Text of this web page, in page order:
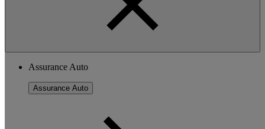
Assurance Auto
Assurance Auto